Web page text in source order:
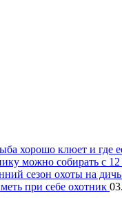
хорошо клюет и где
можно собирать с
сезон охоты на
при себе охотник